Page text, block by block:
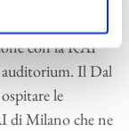
acquistarono il
con la RAI
Il Dal
le
di Milano che ne